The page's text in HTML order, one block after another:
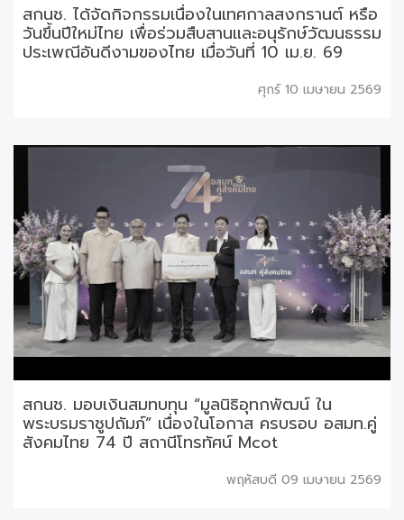
สกนช. ได้จัดกิจกรรมเนื่องในเทศกาลสงกรานต์ หรือ
วันขึ้นปีใหม่ไทย เพื่อร่วมสืบสานและอนุรักษ์วัฒนธรรม
ประเพณีอันดีงามของไทย เมื่อวันที่ 10 เม.ย. 69
ศุกร์ 10 เมษายน 2569
สกนช. มอบเงินสมทบทุน “มูลนิธิอุทกพัฒน์ ใน
พระบรมราชูปถัมภ์” เนื่องในโอกาส ครบรอบ อสมท.คู่
สังคมไทย 74 ปี สถานีโทรทัศน์ Mcot
พฤหัสบดี 09 เมษายน 2569